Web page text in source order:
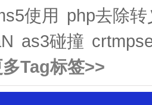
使用 php去除转
as3碰撞
Tag标签>>